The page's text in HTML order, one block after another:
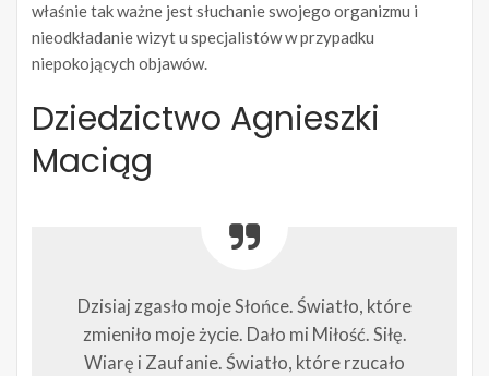
właśnie tak ważne jest słuchanie swojego organizmu i
nieodkładanie wizyt u specjalistów w przypadku
niepokojących objawów.
Dziedzictwo Agnieszki
Maciąg
Dzisiaj zgasło moje Słońce. Światło, które
zmieniło moje życie. Dało mi Miłość. Siłę.
Wiarę i Zaufanie. Światło, które rzucało